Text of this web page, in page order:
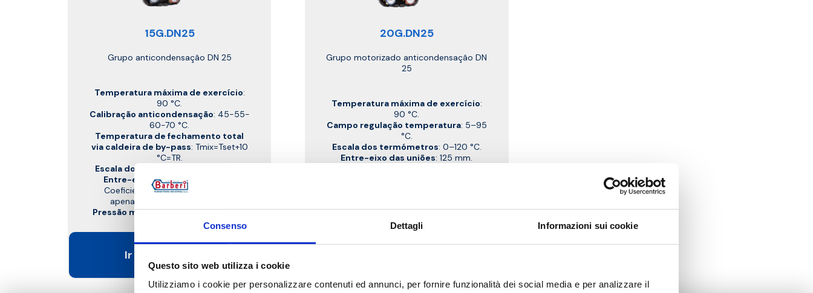
Consenso Dettagli Informazioni sui cookie
Questo sito web utilizza i cookie
Utilizziamo i cookie per personalizzare contenuti ed annunci, per fornire funzionalità dei social media e per analizzare il
15G.DN25
Grupo anticondensação DN 25
Temperatura máxima de exercício:
90 °C.
Calibração anticondensação: 45-55-
60-70 °C.
Temperatura de fechamento total
via caldeira de by-pass: Tmix=Tset+10
°C=TR.
Escala dos termómetros
Entre-eixo das uniões
Coeficiente de fluxo Kv referente
apenas à válvula misturadora.
Pressão máxima de exercício: 10 bar
Ir para o produto
20G.DN25
Grupo motorizado anticondensação DN
25
Temperatura máxima de exercício:
90 °C.
Campo regulação temperatura: 5–95
°C.
Escala dos termómetros: 0–120 °C.
Entre-eixo das uniões: 125 mm.